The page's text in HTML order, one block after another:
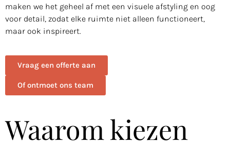
maken we het geheel af met een visuele afstyling en oog
voor detail, zodat elke ruimte niet alleen functioneert,
maar ook inspireert.
Vraag een offerte aan
Of ontmoet ons team
Waarom kiezen